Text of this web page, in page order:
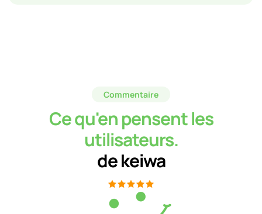
Commentaire
Ce qu'en pensent les
utilisateurs.
de keiwa